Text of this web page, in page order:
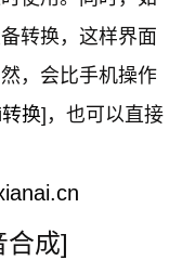
转换，这样界面
，会比手机操作
换]，也可以直接
合成]